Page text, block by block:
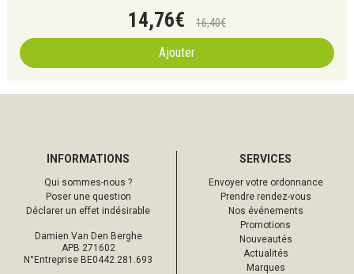
14,76€ 16,40€
Ajouter
INFORMATIONS
Qui sommes-nous ?
Poser une question
Déclarer un effet indésirable
Damien Van Den Berghe
APB 271602
N°Entreprise BE0442.281.693
SERVICES
Envoyer votre ordonnance
Prendre rendez-vous
Nos événements
Promotions
Nouveautés
Actualités
Marques